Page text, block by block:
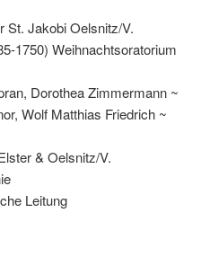
St. Jakobi Oelsnitz/V.
1750) Weihnachtsoratorium
Dorothea Zimmermann ~
Wolf Matthias Friedrich ~
& Oelsnitz/V.
Leitung